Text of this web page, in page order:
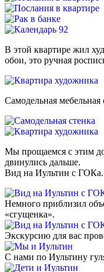
В этой квартире жил
обои, это ручная
Самодельная мебельная
Мы прощаемся с этим
двинулись дальше.
Вид на Иультин с ГОКа.
Немного приблизил
«сгущенка».
Экскурсию для вас
С нами по Иультину